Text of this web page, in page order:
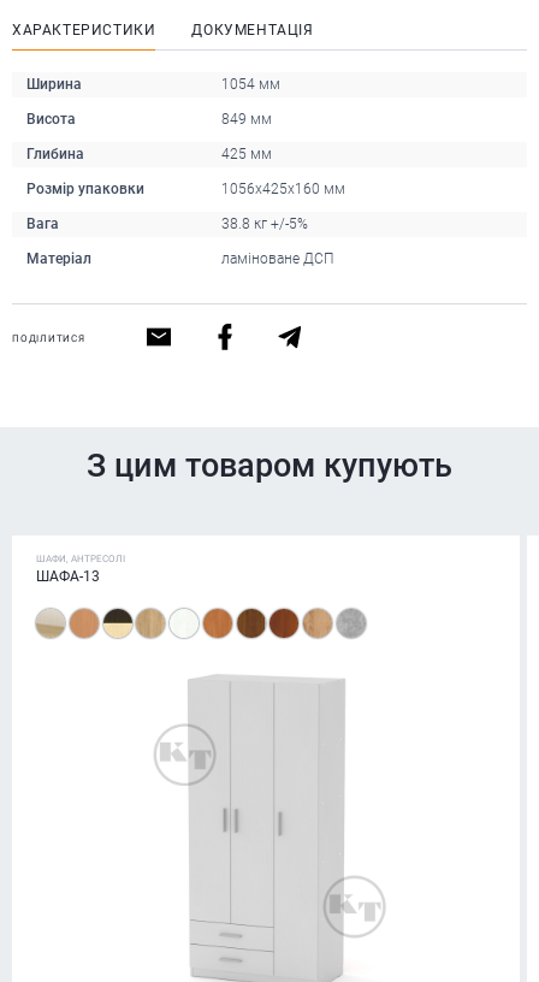
ХАРАКТЕРИСТИКИ ДОКУМЕНТАЦІЯ
Ширина 1054 мм
Висота 849 мм
Глибина 425 мм
Розмір упаковки 1056x425x160 мм
Вага 38.8 кг +/-5%
Матеріал ламіноване ДСП
ПОДІЛИТИСЯ
З цим товаром купують
ШАФИ, АНТРЕСОЛІ
ШАФА-13